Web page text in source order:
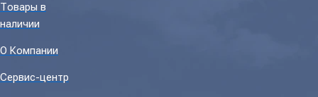
Товары в
наличии
О Компании
Сервис-центр